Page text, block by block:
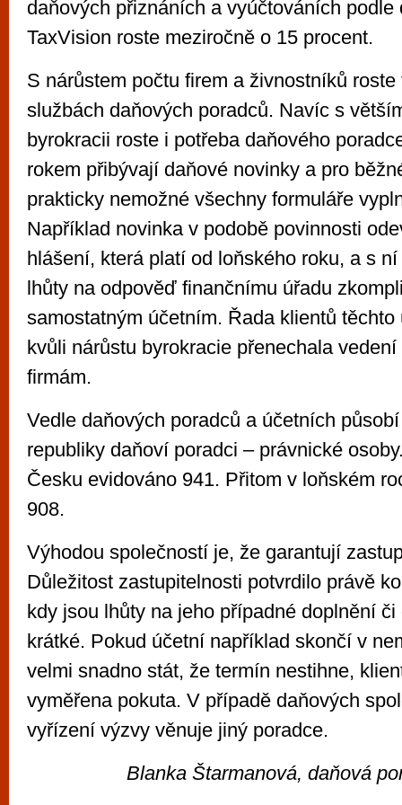
daňových přiznáních a vyúčtováních podle
TaxVision roste meziročně o 15 procent.
S nárůstem počtu firem a živnostníků
službách daňových poradců. Navíc s
byrokracii roste i potřeba daňového
rokem přibývají daňové novinky a pro
prakticky nemožné všechny formuláře
Například novinka v podobě povinnosti
hlášení, která platí od loňského roku, a s
lhůty na odpověď finančnímu úřadu
samostatným účetním. Řada klientů těchto
kvůli nárůstu byrokracie přenechala
firmám.
Vedle daňových poradců a účetních
republiky daňoví poradci – právnické
Česku evidováno 941. Přitom v loňském
908.
Výhodou společností je, že garantují
Důležitost zastupitelnosti potvrdilo právě
kdy jsou lhůty na jeho případné doplnění
krátké. Pokud účetní například skončí v
velmi snadno stát, že termín nestihne,
vyměřena pokuta. V případě daňových
vyřízení výzvy věnuje jiný poradce.
Blanka Štarmanová, daňová